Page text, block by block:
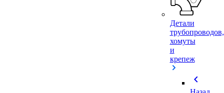
Детали
трубопроводов,
хомуты
и
крепеж
chevron_left